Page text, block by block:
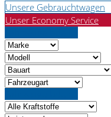
Unsere Gebrauchtwagen
Unser Economy Service